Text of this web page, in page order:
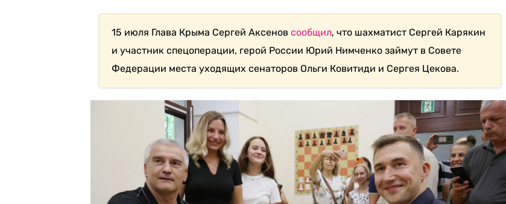
15 июля Глава Крыма Сергей Аксенов сообщил, что шахматист Сергей Карякин
и участник спецоперации, герой России Юрий Нимченко займут в Совете
Федерации места уходящих сенаторов Ольги Ковитиди и Сергея Цекова.